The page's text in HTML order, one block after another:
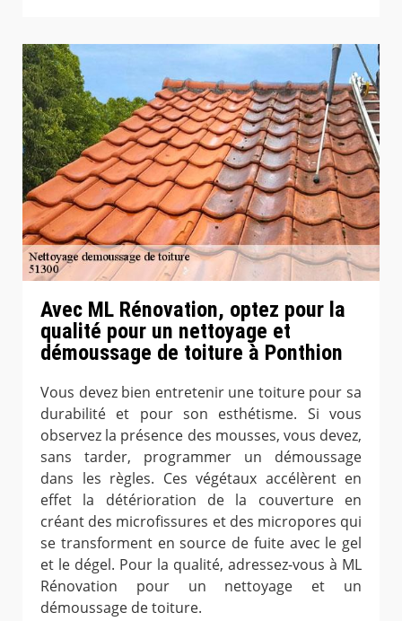
Avec ML Rénovation, optez pour la
qualité pour un nettoyage et
démoussage de toiture à Ponthion
Vous devez bien entretenir une toiture pour sa
durabilité et pour son esthétisme. Si vous
observez la présence des mousses, vous devez,
sans tarder, programmer un démoussage
dans les règles. Ces végétaux accélèrent en
effet la détérioration de la couverture en
créant des microfissures et des micropores qui
se transforment en source de fuite avec le gel
et le dégel. Pour la qualité, adressez-vous à ML
Rénovation pour un nettoyage et un
démoussage de toiture.